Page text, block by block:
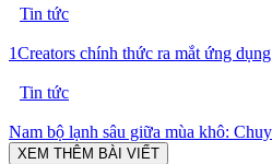
Tin tức
1Creators chính thức ra mắt ứng
Tin tức
Nam bộ lạnh sâu giữa mùa khô:
XEM THÊM BÀI VIẾT